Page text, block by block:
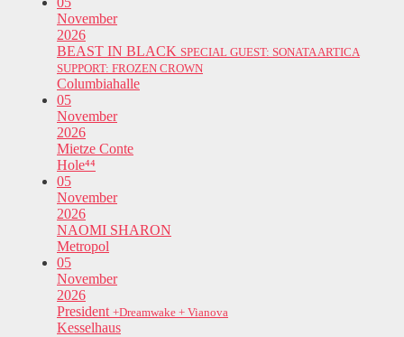
November
2026
BEAST IN BLACK SPECIAL GUEST: SONATA ARTICA
SUPPORT: FROZEN CROWN
Columbiahalle
05
November
2026
Mietze Conte
Hole⁴⁴
05
November
2026
NAOMI SHARON
Metropol
05
November
2026
President +Dreamwake + Vianova
Kesselhaus